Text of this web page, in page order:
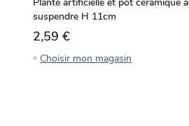
suspendre H 11cm
2,59 €
Choisir mon magasin